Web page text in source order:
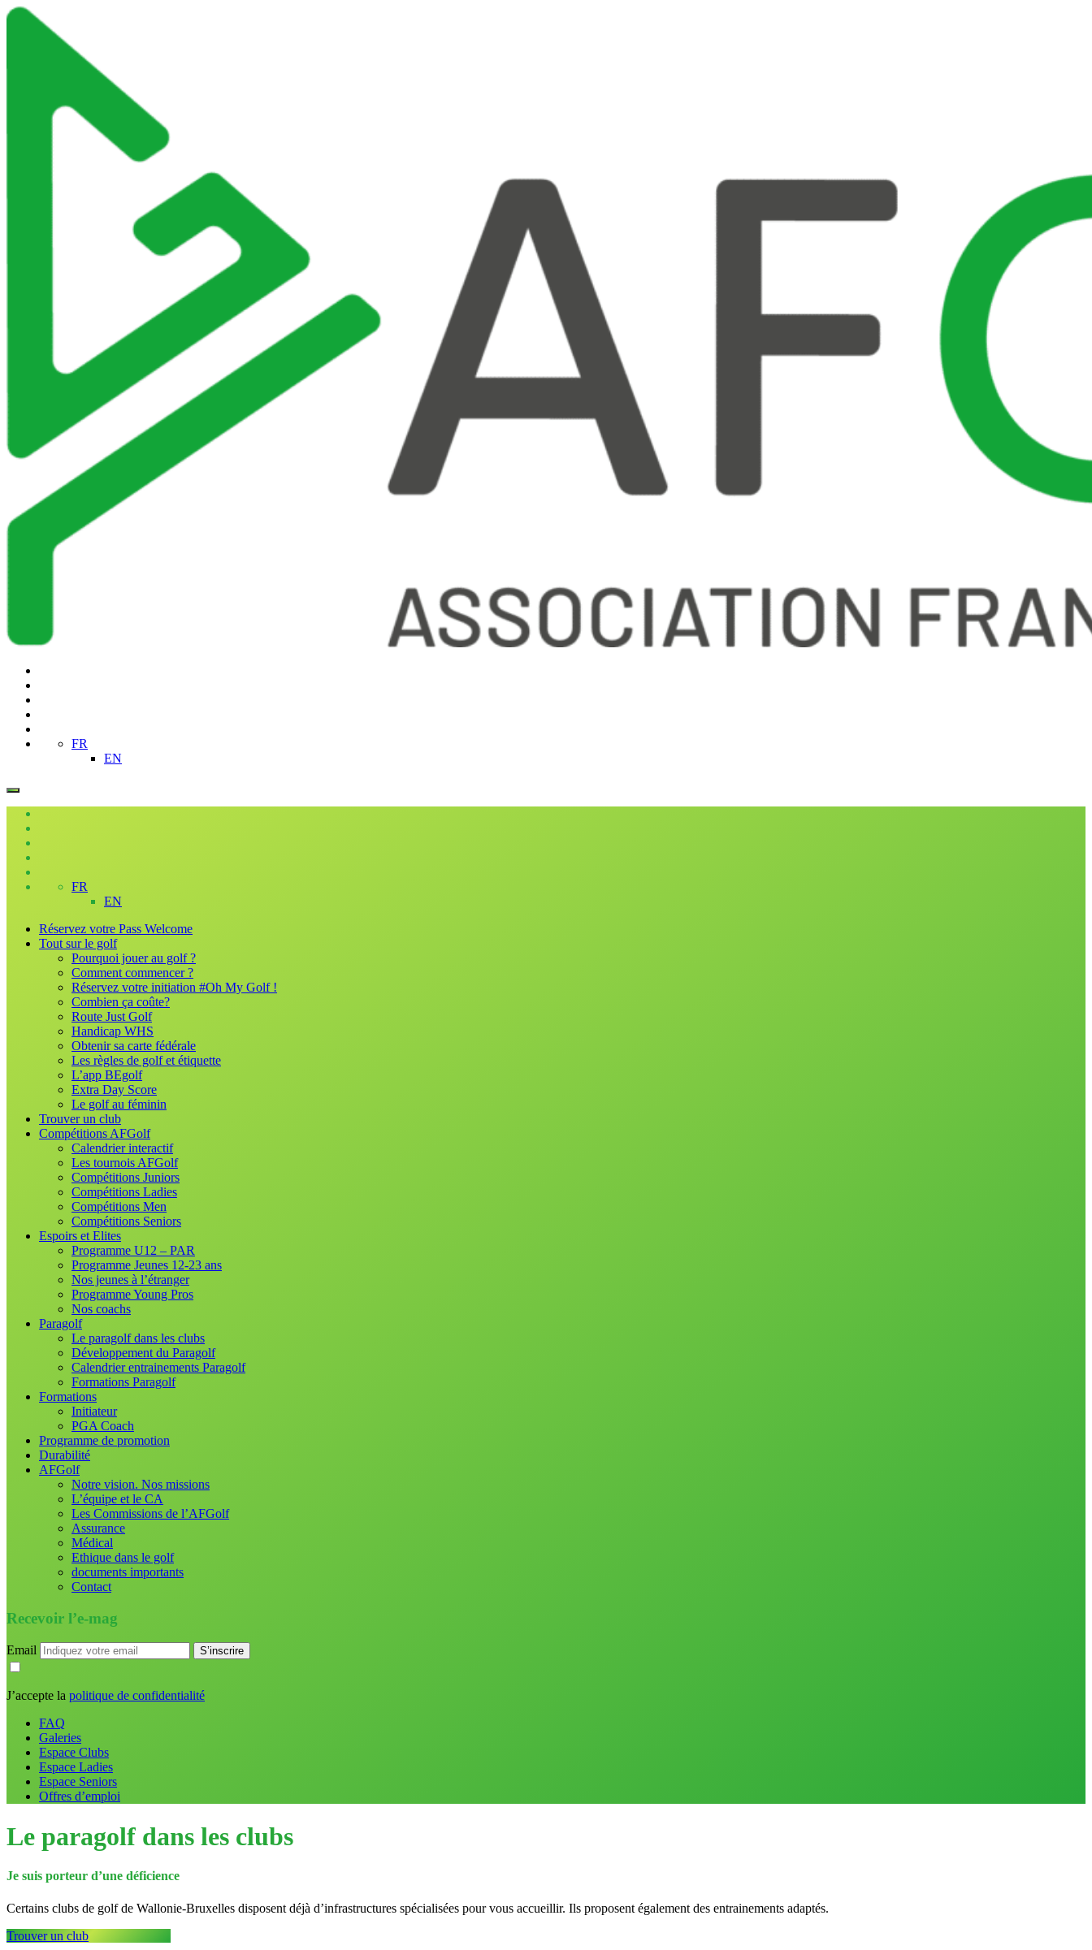
FR
EN
FR
EN
Réservez votre Pass Welcome
Tout sur le golf
Pourquoi jouer au golf ?
Comment commencer ?
Réservez votre initiation #Oh My Golf !
Combien ça coûte?
Route Just Golf
Handicap WHS
Obtenir sa carte fédérale
Les règles de golf et étiquette
L’app BEgolf
Extra Day Score
Le golf au féminin
Trouver un club
Compétitions AFGolf
Calendrier interactif
Les tournois AFGolf
Compétitions Juniors
Compétitions Ladies
Compétitions Men
Compétitions Seniors
Espoirs et Elites
Programme U12 – PAR
Programme Jeunes 12-23 ans
Nos jeunes à l’étranger
Programme Young Pros
Nos coachs
Paragolf
Le paragolf dans les clubs
Développement du Paragolf
Calendrier entrainements Paragolf
Formations Paragolf
Formations
Initiateur
PGA Coach
Programme de promotion
Durabilité
AFGolf
Notre vision. Nos missions
L’équipe et le CA
Les Commissions de l’AFGolf
Assurance
Médical
Ethique dans le golf
documents importants
Contact
Recevoir l’e-mag
Email
J’accepte la politique de confidentialité
FAQ
Galeries
Espace Clubs
Espace Ladies
Espace Seniors
Offres d’emploi
Le paragolf dans les clubs
Je suis porteur d’une déficience
Certains clubs de golf de Wallonie-Bruxelles disposent déjà d’infrastructures spécialisées pour vous accueillir. Ils proposent également des entrainements adaptés.
Trouver un club